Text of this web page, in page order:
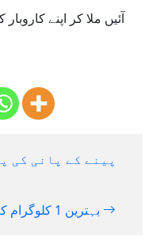
آئیں ملا کر اپنے